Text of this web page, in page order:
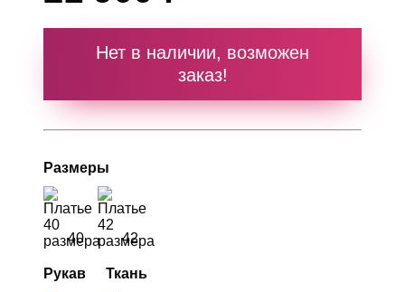
Нет в наличии, возможен
заказ!
Размеры
40 42
Рукав Ткань